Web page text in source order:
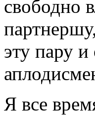
свободно
эту пару
Я все